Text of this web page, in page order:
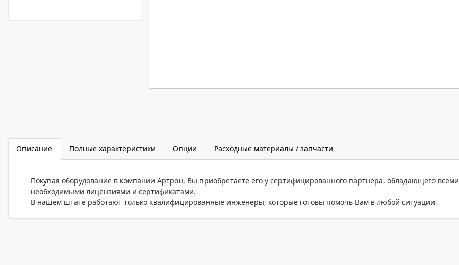
Описание Полные характеристики Опции Расходные материалы / запчасти
Покупая оборудование в компании Артрон, Вы приобретаете его у сертифицированного партнера, обладающего всеми
необходимыми лицензиями и сертификатами.
В нашем штате работают только квалифицированные инженеры, которые готовы помочь Вам в любой ситуации.